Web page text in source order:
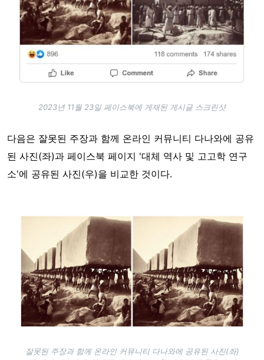
2023년 11월 23일 페이스북에 게재된 게시글 스크린샷
다음은 잘못된 주장과 함께 온라인 커뮤니티 다나와에 공유
된 사진(좌)과 페이스북 페이지 '대체 역사 및 고고학 연구
소'에 공유된 사진(우)을 비교한 것이다.
잘못된 주장과 함께 온라인 커뮤니티 다나와에 공유된 사진(좌)